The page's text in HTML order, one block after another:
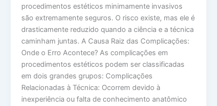
procedimentos estéticos minimamente invasivos
são extremamente seguros. O risco existe, mas ele é
drasticamente reduzido quando a ciência e a técnica
caminham juntas. A Causa Raiz das Complicações:
Onde o Erro Acontece? As complicações em
procedimentos estéticos podem ser classificadas
em dois grandes grupos: Complicações
Relacionadas à Técnica: Ocorrem devido à
inexperiência ou falta de conhecimento anatômico